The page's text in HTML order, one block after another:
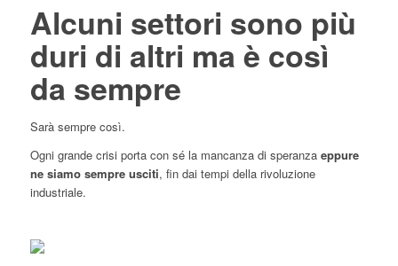
Alcuni settori sono più
duri di altri ma è così
da sempre
Sarà sempre così.
Ogni grande crisi porta con sé la mancanza di speranza eppure
ne siamo sempre usciti, fin dai tempi della rivoluzione
industriale.